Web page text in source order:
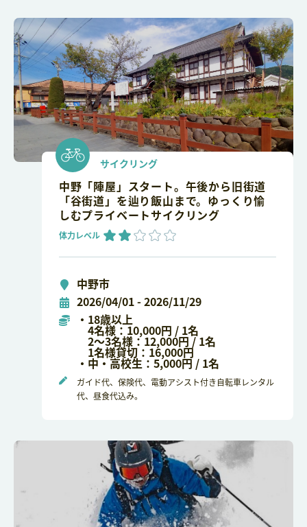
サイクリング
中野「陣屋」スタート。午後から旧街道
「谷街道」を辿り飯山まで。ゆっくり愉
しむプライベートサイクリング
体力レベル
中野市
2026/04/01 - 2026/11/29
・18歳以上
4名様：10,000円 / 1名
2～3名様：12,000円 / 1名
1名様貸切：16,000円
・中・高校生：5,000円 / 1名
ガイド代、保険代、電動アシスト付き自転車レンタル
代、昼食代込み。